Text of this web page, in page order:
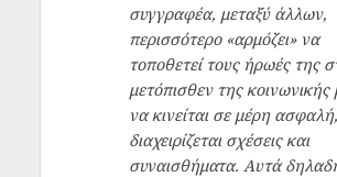
συγγραφέα, μεταξύ άλλων,
περισσότερο «αρμόζει» να
τοποθετεί τους ήρωές της
μετόπισθεν της κοινωνικής
να κινείται σε μέρη
διαχειρίζεται σχέσεις και
συναισθήματα. Αυτά